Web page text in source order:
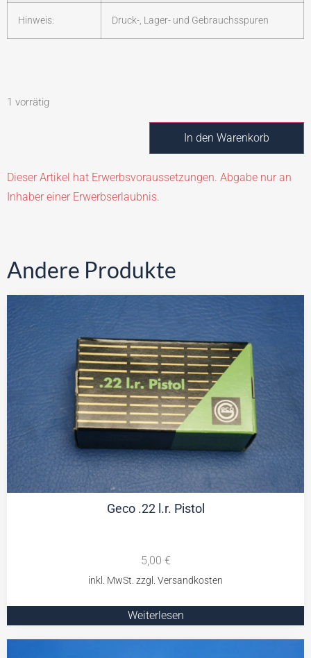
Hinweis: Druck-, Lager- und Gebrauchsspuren
1 vorrätig
In den Warenkorb
Dieser Artikel hat Erwerbsvoraussetzungen. Abgabe nur an
Inhaber einer Erwerbserlaubnis.
Andere Produkte
Geco .22 l.r. Pistol
5,00 €
Weiterlesen